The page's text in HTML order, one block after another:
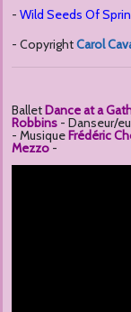
- Wild Seeds Of
- CopyrightCarol
BalletDance at a
Robbins - Danseur/
- MusiqueFrédéric
Mezzo-